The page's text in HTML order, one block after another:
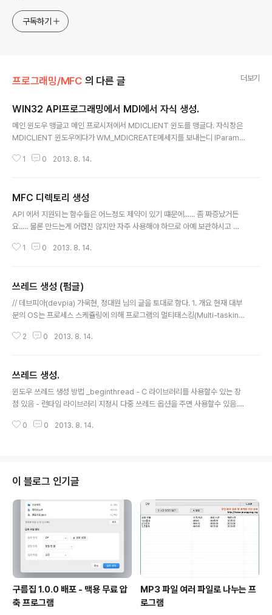
구독하기
프로그래밍/MFC 의 다른 글 더보기
WIN32 API프로그래밍에서 MDI에서 자식 생성.
메인 윈도우 맹글고 메인 프로시저에서 MDICLIENT 윈도를 맹글다. 자식창은
MDICLIENT 윈도우에다가 WM_MDICREATE메세지를 보내는디 lParam
Proc가 아니고 DefFrameProc 자식은 DefMDIChildProc
1 0 2013. 8. 14.
MFC 디렉토리 생성
API 에서 지원되는 함수들은 어느정도 제약이 있기 떄문에...... 좀 짜증났거든
요..... 물론 만드는게 어렵진 않지만 자주 사용해야 하므로 아예 보관하시고 카
g namespace std; /* 기존 디렉토리가 있을경우 안만들어지고 없으면 만든
디렉토리 char* q = DirName; while(*p) { if (('\\' == *p) || ('/' == *p)) //
루트디렉토리 혹은 Sub디렉토리 { if ('..
1 0 2013. 8. 14.
쓰레드 생성 (펌글)
// 데브피아(devpia) 가욱현, 정대원 님의 글을 토대로 함다. 1. 개요 현재 대부
분의 OS는 프로세스 스케쥴링에 의해 프로그램의 멀티태스킹(Multi-taskin
라서(slice) 순서대로 CPU를 사용하게끔 하는 것 인데, 사용자는 마치 동시에
는 프로세스 한 개만 놓고 보자. 한 프로세스는 구성면에서 [텍스트]-[데이터]-
[스택] 영역으로 구성되어있고, 기능면에서는 텍스트의 모듈들은 각각의 역할
을 가지고 있다. 프로세스에서의 공유메모리영역을 제외한 부분끼리 묶어서
2 0 2013. 8. 14.
쓰레드 생성.
윈도우 쓰레드 생성 방법 _beginthread - C 라이브러리를 사용할수 있는 장
점 있음 - 런타임 라이브러리 지정시 다중 쓰레드 옵션을 주면 사용할수 있음. -
xitThread함수 호출 - UI 관련 함수 , 윈도우 컨트롤 사용시 알수 없는 문제가
종료시 AfxThreadEnd() 함수 처리. - 외부에서 종료 처리할수 있음 - Termi
nateThread..
0 0 2013. 8. 14.
이 블로그 인기글
구름집 1.0.0 배포 - 맥용 무료 압
축 프로그램
MP3 파일 여러 파일로 나누는 프
로그램